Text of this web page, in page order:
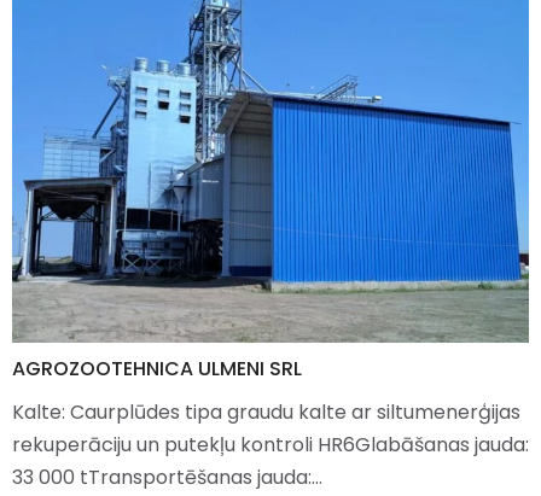
AGROZOOTEHNICA ULMENI SRL
Kalte: Caurplūdes tipa graudu kalte ar siltumenerģijas
rekuperāciju un putekļu kontroli HR6Glabāšanas jauda:
33 000 tTransportēšanas jauda:…